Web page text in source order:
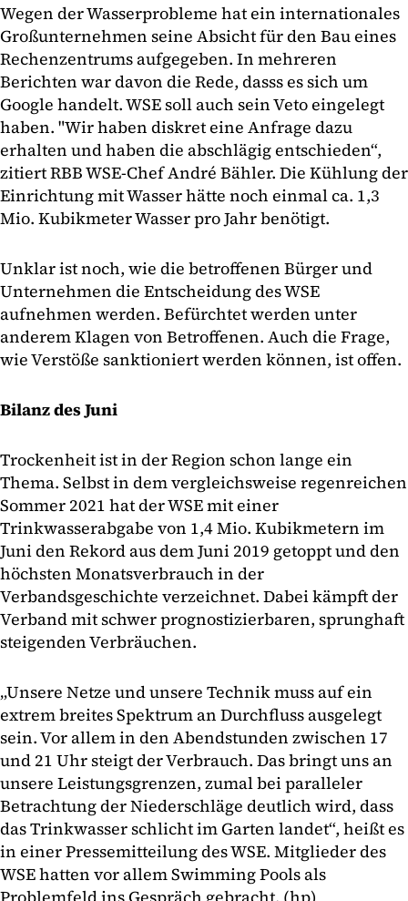
Wegen der Wasserprobleme hat ein internationales
Großunternehmen seine Absicht für den Bau eines
Rechenzentrums aufgegeben. In mehreren
Berichten war davon die Rede, dasss es sich um
Google handelt. WSE soll auch sein Veto eingelegt
haben. "Wir haben diskret eine Anfrage dazu
erhalten und haben die abschlägig entschieden“,
zitiert RBB WSE-Chef André Bähler. Die Kühlung der
Einrichtung mit Wasser hätte noch einmal ca. 1,3
Mio. Kubikmeter Wasser pro Jahr benötigt.
Unklar ist noch, wie die betroffenen Bürger und
Unternehmen die Entscheidung des WSE
aufnehmen werden. Befürchtet werden unter
anderem Klagen von Betroffenen. Auch die Frage,
wie Verstöße sanktioniert werden können, ist offen.
Bilanz des Juni
Trockenheit ist in der Region schon lange ein
Thema. Selbst in dem vergleichsweise regenreichen
Sommer 2021 hat der WSE mit einer
Trinkwasserabgabe von 1,4 Mio. Kubikmetern im
Juni den Rekord aus dem Juni 2019 getoppt und den
höchsten Monatsverbrauch in der
Verbandsgeschichte verzeichnet. Dabei kämpft der
Verband mit schwer prognostizierbaren, sprunghaft
steigenden Verbräuchen.
„Unsere Netze und unsere Technik muss auf ein
extrem breites Spektrum an Durchfluss ausgelegt
sein. Vor allem in den Abendstunden zwischen 17
und 21 Uhr steigt der Verbrauch. Das bringt uns an
unsere Leistungsgrenzen, zumal bei paralleler
Betrachtung der Niederschläge deutlich wird, dass
das Trinkwasser schlicht im Garten landet“, heißt es
in einer Pressemitteilung des WSE. Mitglieder des
WSE hatten vor allem Swimming Pools als